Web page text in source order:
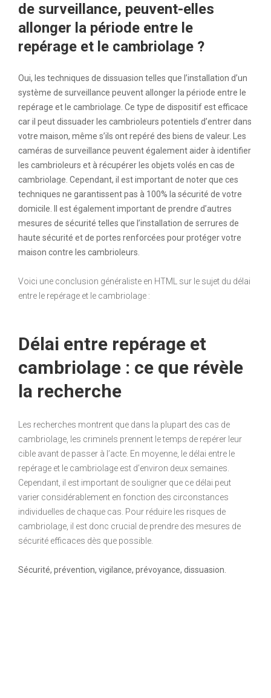
de surveillance, peuvent-elles
allonger la période entre le
repérage et le cambriolage ?
Oui, les techniques de dissuasion telles que l’installation d’un
système de surveillance peuvent allonger la période entre le
repérage et le cambriolage. Ce type de dispositif est efficace
car il peut dissuader les cambrioleurs potentiels d’entrer dans
votre maison, même s’ils ont repéré des biens de valeur. Les
caméras de surveillance peuvent également aider à identifier
les cambrioleurs et à récupérer les objets volés en cas de
cambriolage. Cependant, il est important de noter que ces
techniques ne garantissent pas à 100% la sécurité de votre
domicile. Il est également important de prendre d’autres
mesures de sécurité telles que l’installation de serrures de
haute sécurité et de portes renforcées pour protéger votre
maison contre les cambrioleurs.
Voici une conclusion généraliste en HTML sur le sujet du délai
entre le repérage et le cambriolage :
Délai entre repérage et
cambriolage : ce que révèle
la recherche
Les recherches montrent que dans la plupart des cas de
cambriolage, les criminels prennent le temps de repérer leur
cible avant de passer à l’acte. En moyenne, le délai entre le
repérage et le cambriolage est d’environ deux semaines.
Cependant, il est important de souligner que ce délai peut
varier considérablement en fonction des circonstances
individuelles de chaque cas. Pour réduire les risques de
cambriolage, il est donc crucial de prendre des mesures de
sécurité efficaces dès que possible.
Sécurité, prévention, vigilance, prévoyance, dissuasion.